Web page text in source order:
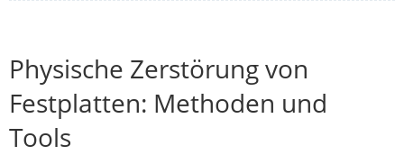
Physische Zerstörung von
Festplatten: Methoden und
Tools